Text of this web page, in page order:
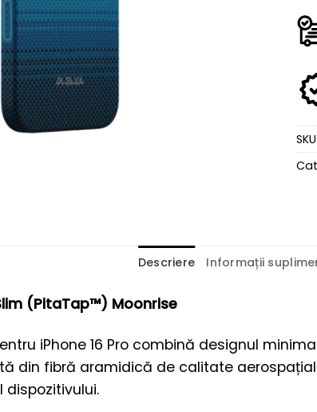
SKU:
Descriere Informații
(PitaTap™) Moonrise
iPhone 16 Pro combină designul
din fibră aramidică de calitate